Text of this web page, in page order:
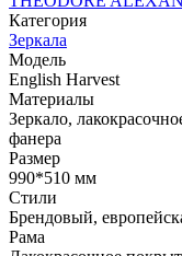
Категория
Зеркала
Модель
English Harvest
Материалы
Зеркало,
фанера
Размер
990*510 мм
Стили
Брендовый,
Рама